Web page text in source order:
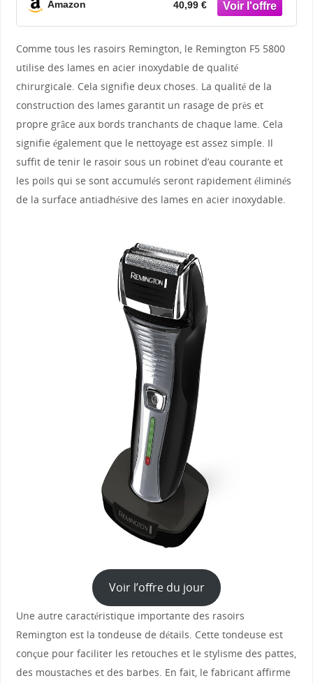
Amazon 40,99 €
Comme tous les rasoirs Remington, le Remington F5 5800
utilise des lames en acier inoxydable de qualité
chirurgicale. Cela signifie deux choses. La qualité de la
construction des lames garantit un rasage de près et
propre grâce aux bords tranchants de chaque lame. Cela
signifie également que le nettoyage est assez simple. Il
suffit de tenir le rasoir sous un robinet d’eau courante et
les poils qui se sont accumulés seront rapidement éliminés
de la surface antiadhésive des lames en acier inoxydable.
Voir l’offre du jour
Une autre caractéristique importante des rasoirs
Remington est la tondeuse de détails. Cette tondeuse est
conçue pour faciliter les retouches et le stylisme des pattes,
des moustaches et des barbes. En fait, le fabricant affirme